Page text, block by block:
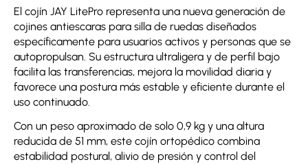
El cojín JAY LitePro representa una nueva generación de
cojines antiescaras para silla de ruedas diseñados
específicamente para usuarios activos y personas que se
autopropulsan. Su estructura ultraligera y de perfil bajo
facilita las transferencias, mejora la movilidad diaria y
favorece una postura más estable y eficiente durante el
uso continuado.
Con un peso aproximado de solo 0,9 kg y una altura
reducida de 51 mm, este cojín ortopédico combina
estabilidad postural, alivio de presión y control del